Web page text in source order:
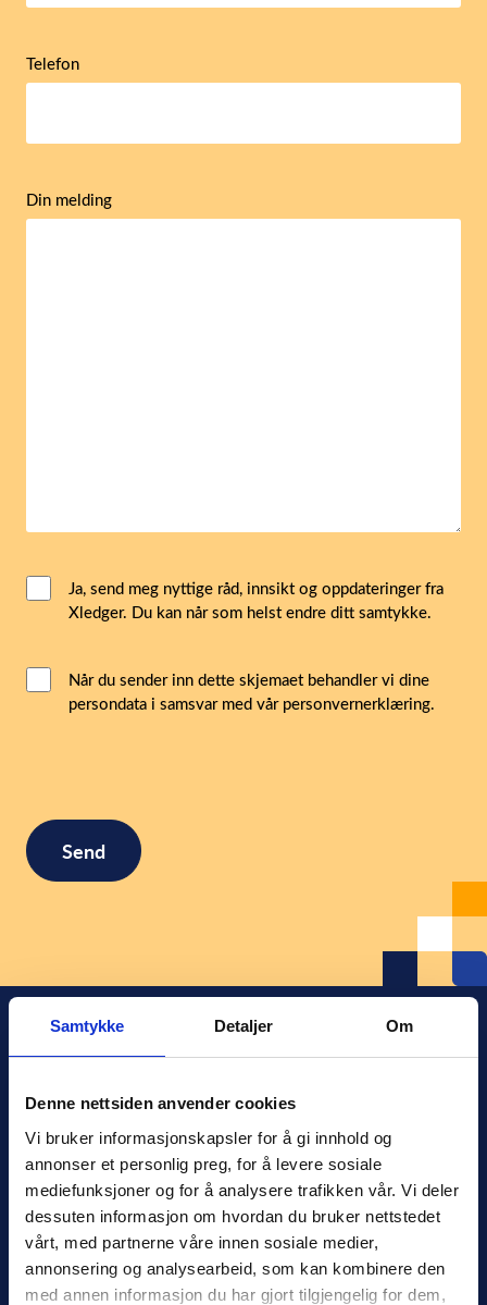
Samtykke Detaljer Om
Denne nettsiden anvender cookies
Vi bruker informasjonskapsler for å gi innhold og
annonser et personlig preg, for å levere sosiale
mediefunksjoner og for å analysere trafikken vår. Vi deler
dessuten informasjon om hvordan du bruker nettstedet
vårt, med partnerne våre innen sosiale medier,
annonsering og analysearbeid, som kan kombinere den
med annen informasjon du har gjort tilgjengelig for dem,
Telefon
Din melding
Email
Consent
Ja, send meg nyttige råd, innsikt og oppdateringer fra
Xledger. Du kan når som helst endre ditt samtykke.
Interacted
Når du sender inn dette skjemaet behandler vi dine
persondata i samsvar med vår personvernerklæring.
Xledger Norge
Østensjøveien 32,0667,Oslo
Norge
salg@xledger.no
40002211
Logg inn